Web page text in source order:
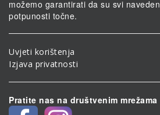
možemo garantirati da su svi
potpunosti točne.
Uvjeti korištenja
Izjava privatnosti
Pratite nas na društvenim mrežama